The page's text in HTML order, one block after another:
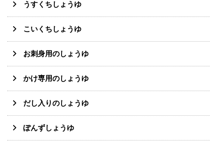
うすくちしょうゆ
こいくちしょうゆ
お刺身用のしょうゆ
かけ専用のしょうゆ
だし入りのしょうゆ
ぽんずしょうゆ